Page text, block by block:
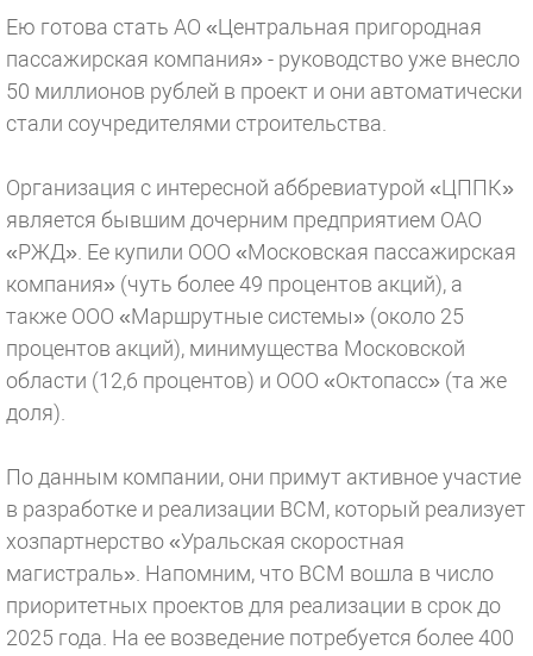
Ею готова стать АО «Центральная пригородная
пассажирская компания» - руководство уже внесло
50 миллионов рублей в проект и они автоматически
стали соучредителями строительства.
Организация с интересной аббревиатурой «ЦППК»
является бывшим дочерним предприятием ОАО
«РЖД». Ее купили ООО «Московская пассажирская
компания» (чуть более 49 процентов акций), а
также ООО «Маршрутные системы» (около 25
процентов акций), минимущества Московской
области (12,6 процентов) и ООО «Октопасс» (та же
доля).
По данным компании, они примут активное участие
в разработке и реализации ВСМ, который реализует
хозпартнерство «Уральская скоростная
магистраль». Напомним, что ВСМ вошла в число
приоритетных проектов для реализации в срок до
2025 года. На ее возведение потребуется более 400